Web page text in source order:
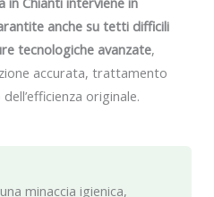
minaccia igienica,
anche su tetti difficili
tecnologiche avanzate,
accurata, trattamento
originale.